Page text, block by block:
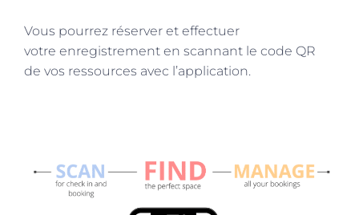
Vous pourrez réserver et effectuer
votre enregistrement en scannant le code QR
de vos ressources avec l’application.